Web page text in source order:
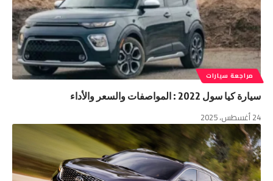
مراجعة سيارات
سيارة كيا سول 2022 : المواصفات والسعر والأداء
24 أغسطس، 2025